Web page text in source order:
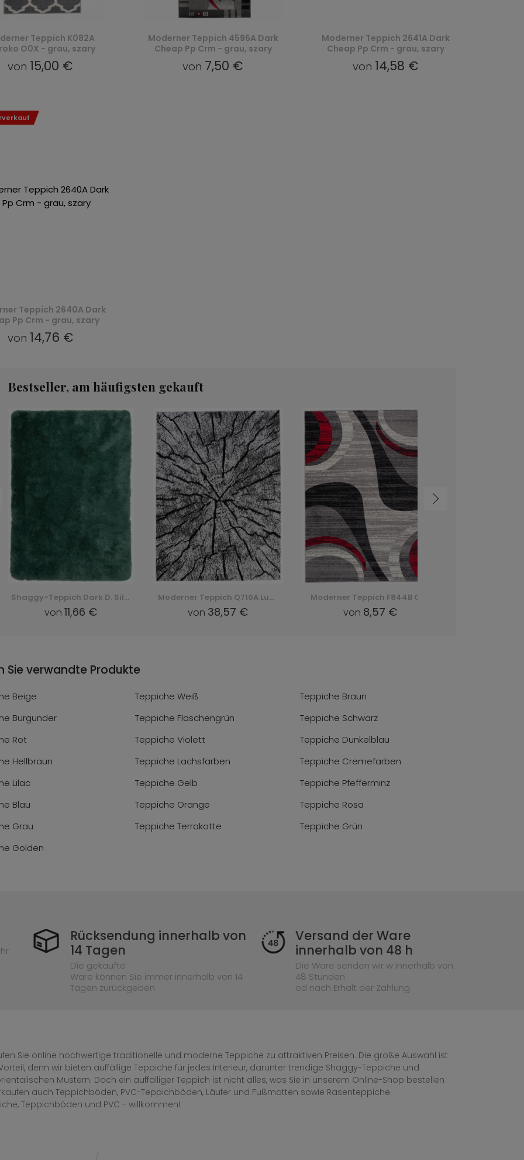
Teppich K082A
O0X - grau, szary
von 15,00 €
Moderner Teppich 4596A Dark
Cheap Pp Crm - grau, szary
von 7,50 €
Moderner Teppich 2641A Dark
Cheap Pp Crm - grau, szary
von 14,58 €
Teppich 2640A Dark
Pp Crm - grau, szary
von 14,76 €
Bestseller, am häufigsten gekauft
Moderner Teppich Q710A Luxury Pp Esm - weiß, biały
von 38,57 € von8,57 € von8,57 €
Sie verwandte Produkte
Beige Teppiche Weiß
Teppiche Braun
Burgunder
Teppiche Flaschengrün
Teppiche Schwarz
Rot
Teppiche Violett
Teppiche Dunkelblau
Hellbraun
Teppiche Lachsfarben
Teppiche Cremefarben
Lilac
Teppiche Gelb
Teppiche Pfefferminz
Blau
Teppiche Orange
Teppiche Rosa
Grau
Teppiche Terrakotte
Teppiche Grün
Golden
Rücksendung innerhalb von
14 Tagen
Die gekaufte
Ware können Sie immer innerhalb von 14
Tagen zurückgeben
Versand der Ware
innerhalb von 48 h
Die Ware senden wir w innerhalb von
48 Stunden
od nach Erhalt der Zahlung
Sie online hochwertige traditionelle und moderne Teppiche zu attraktiven Preisen. Die große Auswahl ist
denn wir bieten auffällige Teppiche für jedes Interieur, darunter trendige Shaggy-Teppiche und
Mustern. Doch ein auffälliger Teppich ist nicht alles, was Sie in unserem Online-Shop bestellen
auch Teppichböden, PVC-Teppichböden, Läufer und Fußmatten sowie Rasenteppiche.
Teppichböden und PVC - willkommen!